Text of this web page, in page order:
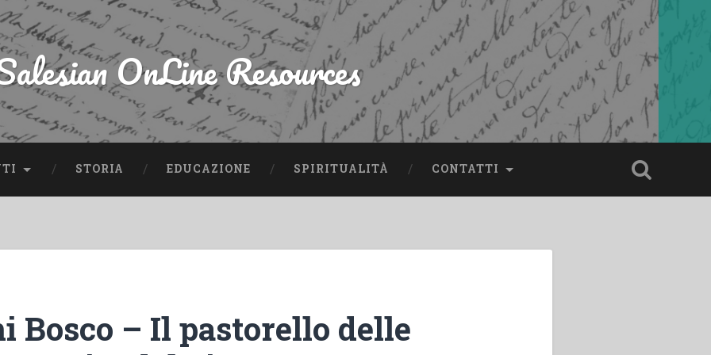
OnLine Resources
STORIA EDUCAZIONE SPIRITUALITÀ CONTATTI
Bosco – Il pastorello delle